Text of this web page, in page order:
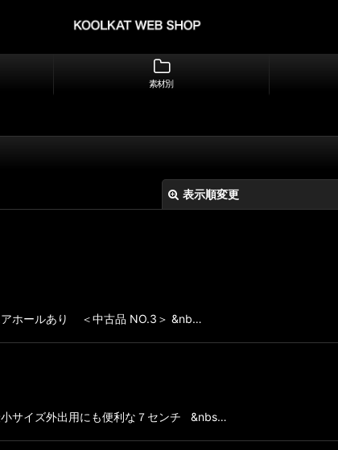
素材別
表示順変更
アホールあり ＜中古品 NO.3＞ &nb…
サイズ外出用にも便利な７センチ &nbs…